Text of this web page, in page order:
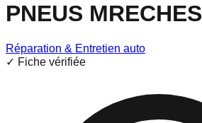
PNEUS MRECHES
Réparation & Entretien auto
✓ Fiche vérifiée